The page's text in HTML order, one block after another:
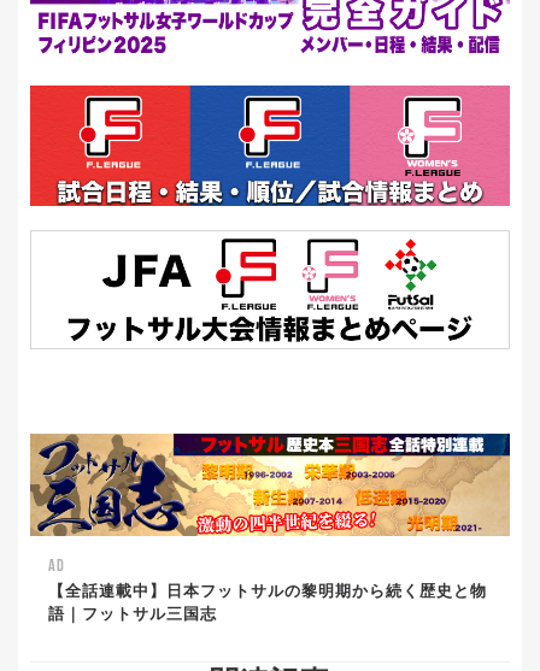
AD
【全話連載中】日本フットサルの黎明期から続く歴史と物
語｜フットサル三国志